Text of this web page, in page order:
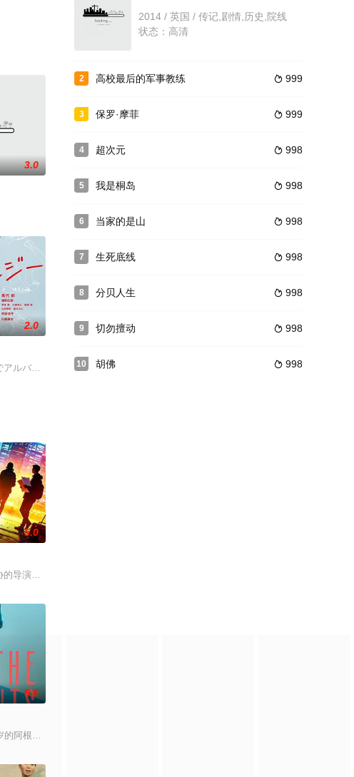
联度假，某晚，罗勃和昔日同僚
3.0
一 饰）四处征
2.0
ルバイトをしている高校3年生の梅田ココアは、学校では成績優秀だが、
中，牵引出“婴胎报仇”，“娘娘索
5.0
导演朱达仁萌生拍一部《河南人在北京》电影的念头，在说服主编姚松、老
程
无恢复可能的四肢——的治疗方法，
5.0
阿根廷造型师丽娜在瑞士的一场颁奖典礼后，被一种突如其来的冲动驱使
2014 / 英国 / 传记,剧情,历史,院线
状态：高清
2  999
高校最后的军事教练
3  999
保罗·摩菲
4  998
超次元
5  998
我是桐岛
6  998
当家的是山
7  998
生死底线
8  998
分贝人生
9  998
切勿擅动
10  998
胡佛